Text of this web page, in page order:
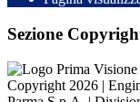
Sezione
Copyright 2026 |